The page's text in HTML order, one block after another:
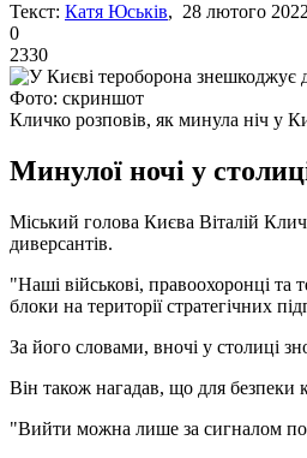
Текст: Катя Юськів, 28 лютого
0
2330
Фото: скриншот
Кличко розповів, як минула ніч у
Минулої ночі у
Міський голова Києва Віталій
диверсантів.
"Наші військові, правоохоронці та
блоки на території стратегічних
За його словами, вночі у столиці
Він також нагадав, що для безпеки
"Вийти можна лише за сигналом